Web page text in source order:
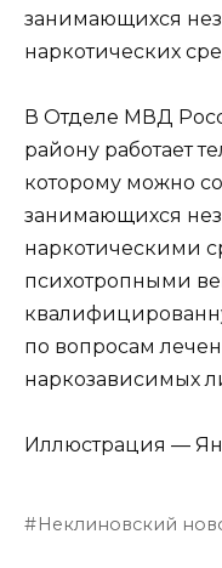
занимающихся
наркотических
В Отделе МВД
району работает
которому можно
занимающихся
наркотическими
психотропными
по вопросам
наркозависимых
Иллюстрация —
Неклиновский